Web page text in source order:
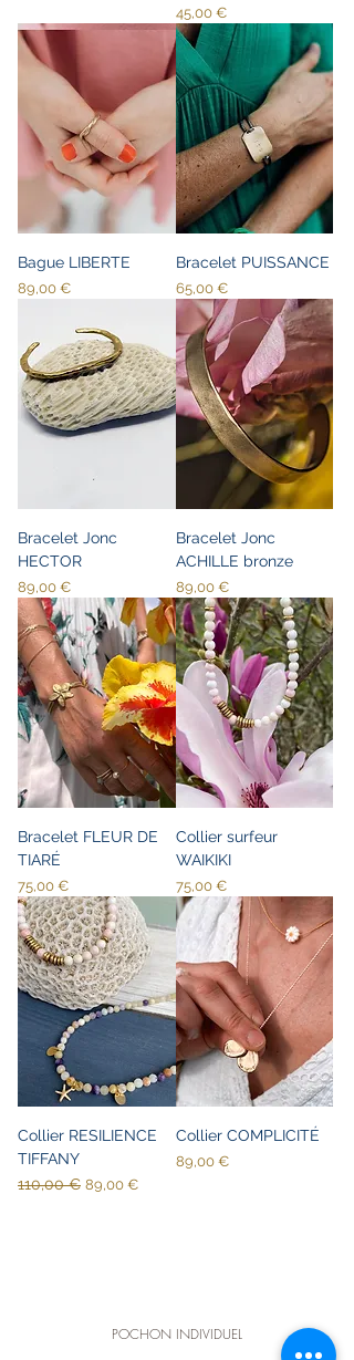
Prix
45,00 €
Bague LIBERTE
Prix
89,00 €
Bracelet PUISSANCE
Prix
65,00 €
Bracelet Jonc
HECTOR
Prix
89,00 €
Bracelet Jonc
ACHILLE bronze
Prix
89,00 €
Bracelet FLEUR DE
TIARÉ
Prix
75,00 €
Collier surfeur
WAIKIKI
Prix
75,00 €
Collier RESILIENCE
TIFFANY
Prix original
110,00 € Prix promotionnel
89,00 €
Collier COMPLICITÉ
Prix
89,00 €
POCHON INDIVIDUEL